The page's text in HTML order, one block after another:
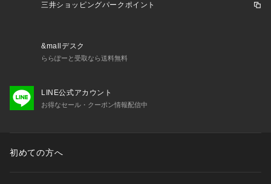
三井ショッピングパークポイント
&mallデスク
ららぽーと受取なら送料無料
LINE公式アカウント
お得なセール・クーポン情報配信中
初めての方へ